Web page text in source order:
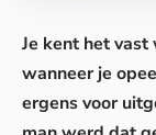
Je kent het
wanneer je
ergens voor